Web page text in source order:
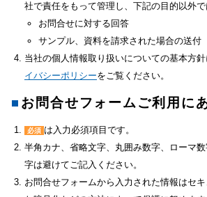
社で責任をもって管理し、下記の目的以外で
お問合せに対する回答
サンプル、資料を請求された場合の送付
当社の個人情報取り扱いについての基本方針
イバシーポリシーをご覧ください。
お問合せフォームご利用に
必須 は入力必須項目です。
半角カナ、省略文字、丸囲み数字、ローマ
字は避けてご記入ください。
お問合せフォームから入力された情報はセ